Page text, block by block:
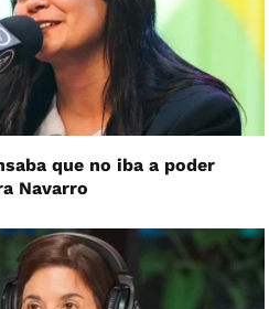
que no iba a poder
Navarro